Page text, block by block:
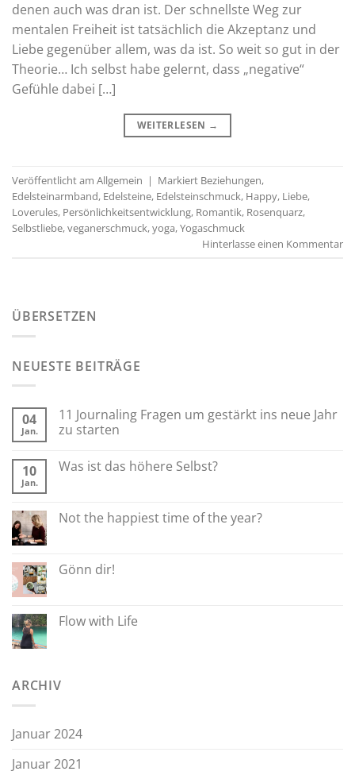
denen auch was dran ist. Der schnellste Weg zur
mentalen Freiheit ist tatsächlich die Akzeptanz und
Liebe gegenüber allem, was da ist. So weit so gut in der
Theorie… Ich selbst habe gelernt, dass „negative“
Gefühle dabei […]
WEITERLESEN →
Veröffentlicht am Allgemein | Markiert Beziehungen,
Edelsteinarmband, Edelsteine, Edelsteinschmuck, Happy, Liebe,
Loverules, Persönlichkeitsentwicklung, Romantik, Rosenquarz,
Selbstliebe,veganerschmuck,yoga,Yogaschmuck
Hinterlasse einen Kommentar
ÜBERSETZEN
NEUESTE BEITRÄGE
04
Jan.
11 Journaling Fragen um gestärkt ins neue Jahr
zu starten
10
Jan.
Was ist das höhere Selbst?
Not the happiest time of the year?
Gönn dir!
Flow with Life
ARCHIV
Januar 2024
Januar 2021